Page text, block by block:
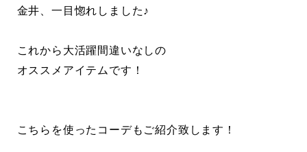
金井、一目惚れしました♪
これから大活躍間違いなしの
オススメアイテムです！
こちらを使ったコーデもご紹介致します！